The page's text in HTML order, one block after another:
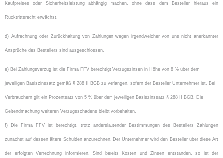
Kaufpreises oder Sicherheitsleistung abhängig machen, ohne dass dem Besteller hieraus ein
Rücktrittsrecht erwächst.
d) Aufrechnung oder Zurückhaltung von Zahlungen wegen irgendwelcher von uns nicht anerkannter
Ansprüche des Bestellers sind ausgeschlossen.
e) Bei Zahlungsverzug ist die Firma FFV berechtigt Verzugszinsen in Höhe von 8 % über dem
jeweiligen Basiszinssatz gemäß § 288 II BGB zu verlangen, sofern der Besteller Unternehmer ist. Bei
Verbrauchern gilt ein Prozentsatz von 5 % über dem jeweiligen Basiszinssatz § 288 II BGB. Die
Geltendmachung weiteren Verzugsschadens bleibt vorbehalten.
f) Die Firma FFV ist berechtigt, trotz anderslautender Bestimmungen des Bestellers Zahlungen
zunächst auf dessen ältere Schulden anzurechnen. Der Unternehmer wird den Besteller über diese Art
der erfolgten Verrechnung informieren. Sind bereits Kosten und Zinsen entstanden, so ist der